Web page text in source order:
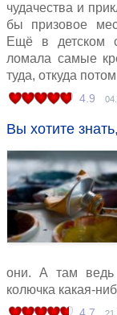
чудачества и
бы призовое
Ещё в детском
ломала самые
туда, откуда
4.9
Вы хотите
они. А там ведь
колючка какая-